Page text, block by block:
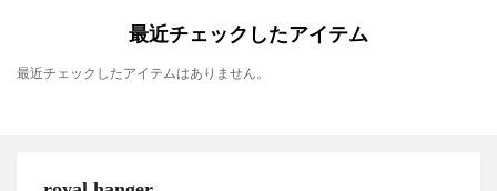
最近チェックしたアイテム
最近チェックしたアイテムはありません。